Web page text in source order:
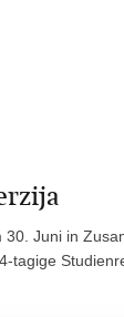
Juni in
tagige